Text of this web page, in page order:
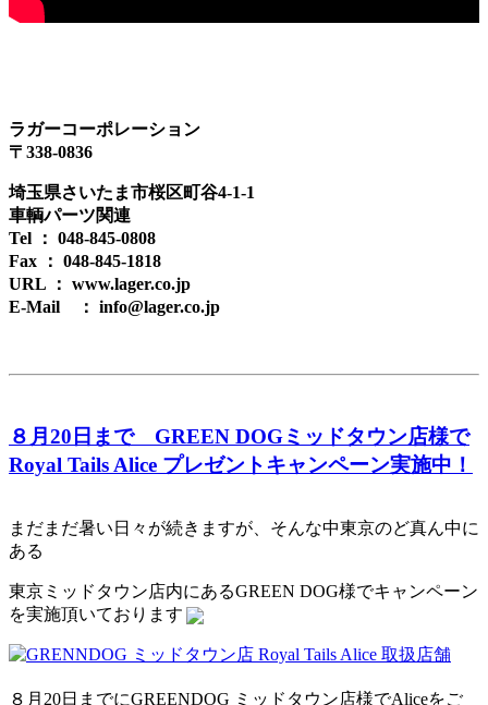
ラガーコーポレーション
〒338-0836
埼玉県さいたま市桜区町谷4-1-1
車輌パーツ関連
Tel ： 048-845-0808
Fax ： 048-845-1818
URL ： www.lager.co.jp
E-Mail ： info@lager.co.jp
８月20日まで GREEN DOGミッドタウン店様で
Royal Tails Alice プレゼントキャンペーン実施中！
まだまだ暑い日々が続きますが、そんな中東京のど真ん中に
ある
東京ミッドタウン店内にあるGREEN DOG様でキャンペーン
を実施頂いております
８月20日までにGREENDOG ミッドタウン店様でAliceをご